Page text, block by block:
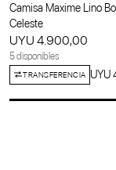
Camisa Maxime Lino
Celeste
UYU 4.900,00
5 disponibles
TRANSFERENCIA UYU